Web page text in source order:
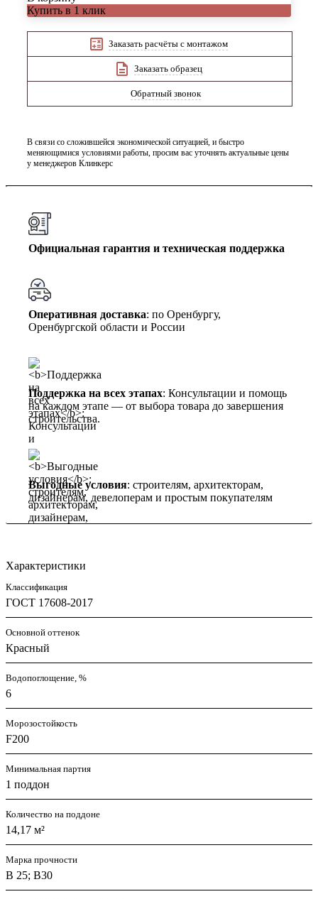
Купить в 1 клик
Заказать расчёты с монтажом
Заказать образец
Обратный звонок
В связи со сложившейся экономической ситуацией, и быстро
меняющимися условиями работы, просим вас уточнять актуальные цены
у менеджеров Клинкерс
Официальная гарантия и техническая поддержка
Оперативная доставка: по Оренбургу,
Оренбургской области и России
Поддержка на всех этапах: Консультации и помощь
на каждом этапе — от выбора товара до завершения
строительства.
Выгодные условия: строителям, архитекторам,
дизайнерам, девелоперам и простым покупателям
Характеристики
Классификация
ГОСТ 17608-2017
Основной оттенок
Красный
Водопоглощение, %
6
Морозостойкость
F200
Минимальная партия
1 поддон
Количество на поддоне
14,17 м²
Марка прочности
В 25; В30